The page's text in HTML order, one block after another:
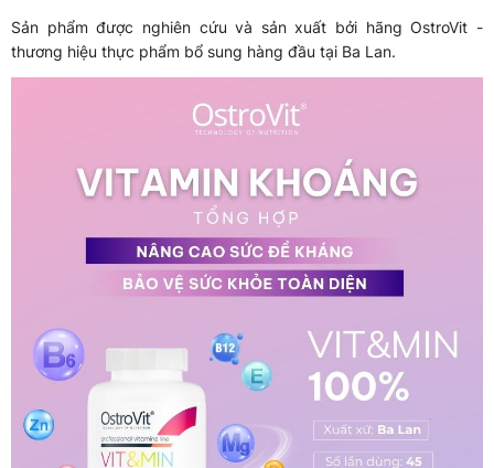
Sản phẩm được nghiên cứu và sản xuất bởi hãng OstroVit -
thương hiệu thực phẩm bổ sung hàng đầu tại Ba Lan.